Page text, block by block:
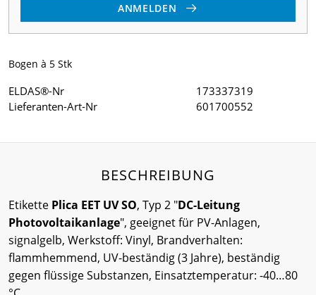
ANMELDEN
Bogen à 5 Stk
ELDAS®-Nr
173337319
Lieferanten-Art-Nr
601700552
BESCHREIBUNG
Etikette Plica EET UV SO, Typ 2 "DC-Leitung
Photovoltaikanlage", geeignet für PV-Anlagen,
signalgelb, Werkstoff: Vinyl, Brandverhalten:
flammhemmend, UV-beständig (3 Jahre), beständig
gegen flüssige Substanzen, Einsatztemperatur: -40…80